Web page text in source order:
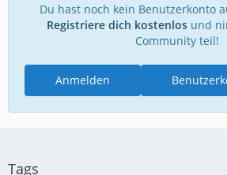
Du hast noch kein Benutzerkonto
Registriere dich kostenlos und
Community teil!
Anmelden
Tags